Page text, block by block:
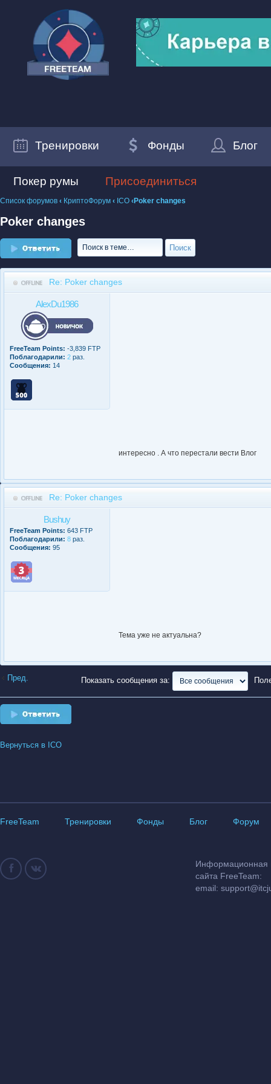
Тренировки Фонды Блог
Покер румы Присоединиться
Список форумов ‹ КриптоФорум ‹ ICO ‹Poker changes
Poker changes
Ответить
Re: Poker changes
AlexDu1986
FreeTeam Points: -3,839 FTP
Поблагодарили: 2 раз.
Сообщения: 14
интересно . А что перестали вести Влог
Re: Poker changes
Bushuy
FreeTeam Points: 643 FTP
Поблагодарили: 8 раз.
Сообщения: 95
Тема уже не актуальна?
Пред. Показать сообщения за:
Ответить
Вернуться в ICO
FreeTeam Тренировки Фонды Блог Форум
Информационная
сайта FreeTeam:
email: